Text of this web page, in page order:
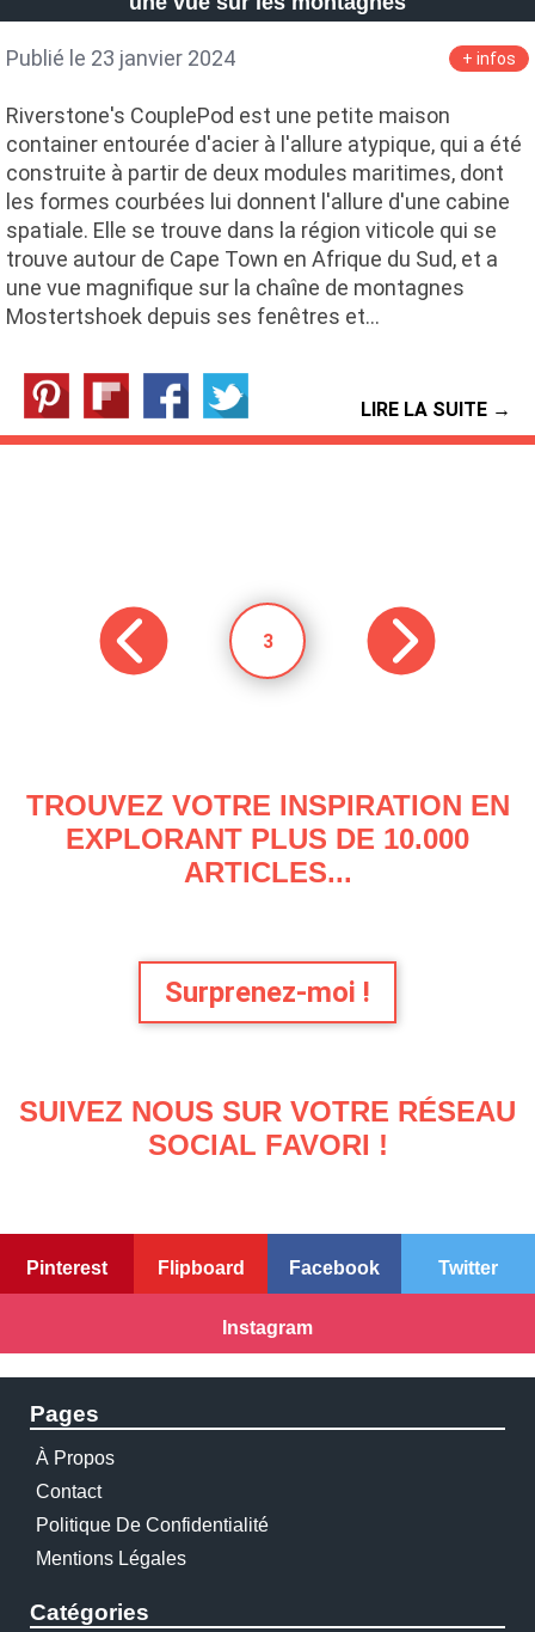
Publié le 23 janvier 2024 + infos
Riverstone's CouplePod est une petite maison
container entourée d'acier à l'allure atypique, qui a été
construite à partir de deux modules maritimes, dont
les formes courbées lui donnent l'allure d'une cabine
spatiale. Elle se trouve dans la région viticole qui se
trouve autour de Cape Town en Afrique du Sud, et a
une vue magnifique sur la chaîne de montagnes
Mostertshoek depuis ses fenêtres et…
LIRE LA SUITE →
3
TROUVEZ VOTRE INSPIRATION EN
EXPLORANT PLUS DE 10.000
ARTICLES...
Surprenez-moi !
SUIVEZ NOUS SUR VOTRE RÉSEAU
SOCIAL FAVORI !
Pinterest Flipboard Facebook Twitter
Instagram
Pages
À Propos
Contact
Politique De Confidentialité
Mentions Légales
Catégories